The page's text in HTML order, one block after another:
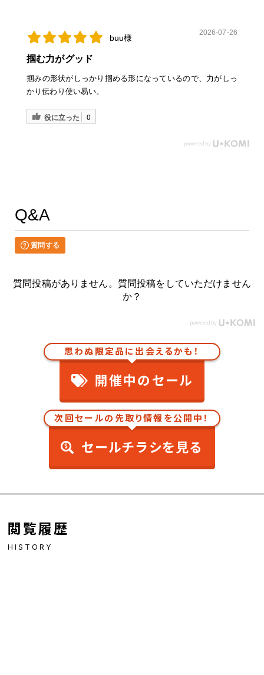
buu様
2026-07-26
掴む力がグッド
掴みの形状がしっかり掴める形になっているので、力がしっ
かり伝わり使い易い。
役に立った 0
Q&A
質問する
質問投稿がありません。質問投稿をしていただけません
か？
思わぬ限定品に出会えるかも！
開催中のセール
次回セールの先取り情報を公開中！
セールチラシを見る
閲覧履歴
HISTORY